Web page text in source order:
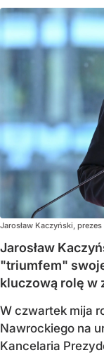
Jarosław Kaczyński, prezes
Jarosław
"triumfem"
kluczową rolę w
W czwartek mija
Nawrockiego na
Kancelaria